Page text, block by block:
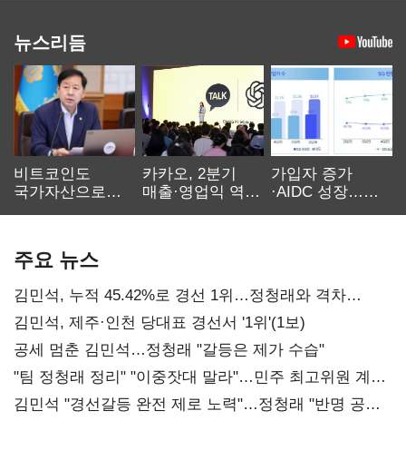
뉴스리듬
비트코인도
국가자산으로…'
카카오, 2분기
매출·영업익 역대
가입자 증가
·AIDC 성장…
주요 뉴스
김민석, 누적 45.42%로 경선 1위…정청래와 격차
0.86%p(2보)
김민석, 제주·인천 당대표 경선서 '1위'(1보)
공세 멈춘 김민석…정청래 "갈등은 제가 수습"
"팀 정청래 정리" "이중잣대 말라"…민주 최고위원 계파
다툼 격화
김민석 "경선갈등 완전 제로 노력"…정청래 "반명 공세